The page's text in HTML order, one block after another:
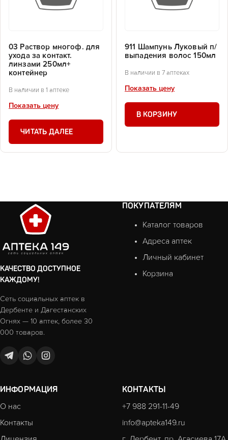
03 Раствор многоф. для
ухода за контакт.
линзами 250мл+
контейнер
В наличии в 1 аптеке
Показать цену
ЧИТАТЬ ДАЛЕЕ
911 Шампунь Луковый п/
выпадения волос 150мл
В наличии в 7 аптеках
Показать цену
В КОРЗИНУ
КАЧЕСТВО ДОСТУПНОЕ
КАЖДОМУ!
Сеть социальных аптек в
Дербенте и Дагестанских
Огнях — 10 аптек, более 30
000 товаров.
ПОКУПАТЕЛЯМ
Каталог товаров
Адреса аптек
Личный кабинет
Корзина
ИНФОРМАЦИЯ
О нас
Контакты
КОНТАКТЫ
+7 988 291-11-49
info@apteka149.ru